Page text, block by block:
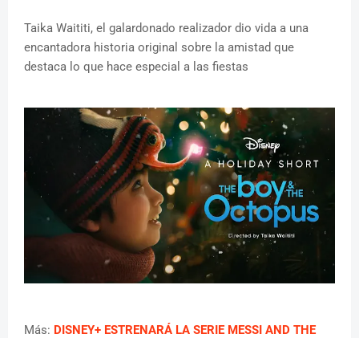
Taika Waititi, el galardonado realizador dio vida a una
encantadora historia original sobre la amistad que
destaca lo que hace especial a las fiestas
Más: DISNEY+ ESTRENARÁ LA SERIE MESSI AND THE